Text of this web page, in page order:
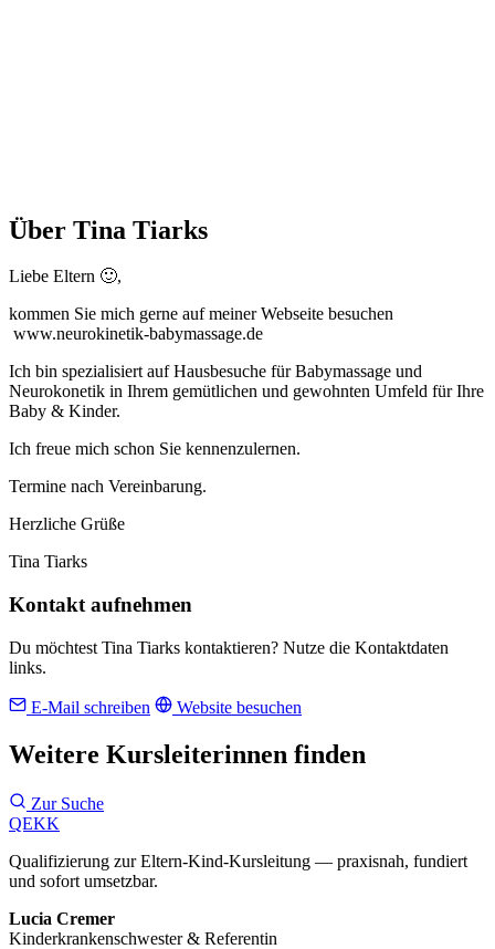
Über Tina Tiarks
Liebe Eltern 🙂,
kommen Sie mich gerne auf meiner Webseite besuchen
www.neurokinetik-babymassage.de
Ich bin spezialisiert auf Hausbesuche für Babymassage und
Neurokonetik in Ihrem gemütlichen und gewohnten Umfeld für Ihre
Baby & Kinder.
Ich freue mich schon Sie kennenzulernen.
Termine nach Vereinbarung.
Herzliche Grüße
Tina Tiarks
Kontakt aufnehmen
Du möchtest Tina Tiarks kontaktieren? Nutze die Kontaktdaten
links.
E-Mail schreiben Website besuchen
Weitere Kursleiterinnen finden
Zur Suche
QEKK
Qualifizierung zur Eltern-Kind-Kursleitung — praxisnah, fundiert
und sofort umsetzbar.
Lucia Cremer
Kinderkrankenschwester & Referentin